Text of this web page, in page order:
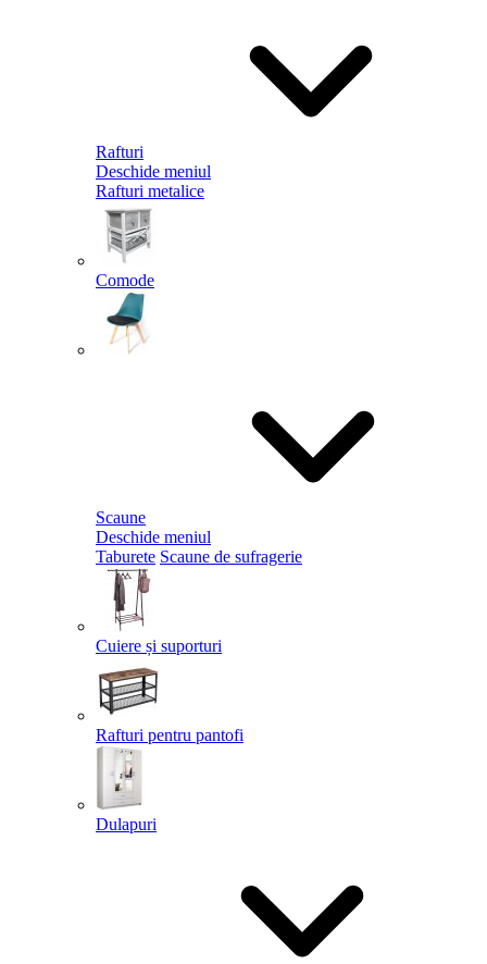
Rafturi
Deschide meniul
Rafturi metalice
Comode
Scaune
Deschide meniul
Taburete Scaune de sufragerie
Cuiere și suporturi
Rafturi pentru pantofi
Dulapuri